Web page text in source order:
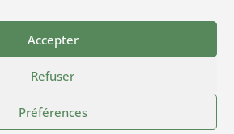
Accepter
Refuser
Préférences
2024Privacy policy
Designed by